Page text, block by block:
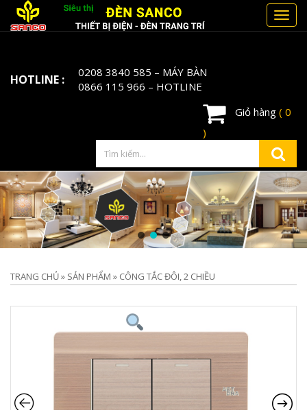
HOTLINE : 0208 3840 585 – MÁY BÀN
0866 115 966 – HOTLINE
Giỏ hàng ( 0
)
TRANG CHỦ» SẢN PHẨM » CÔNG TẮC ĐÔI, 2 CHIỀU